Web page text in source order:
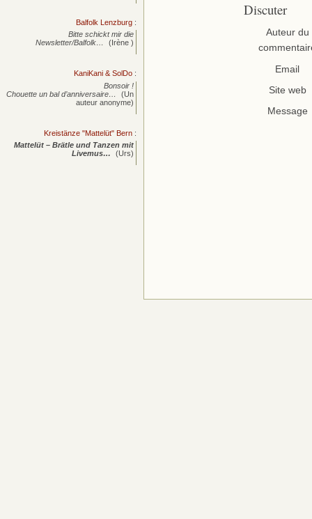
Discuter
Auteur du
Email
Site web
Message
Balfolk Lenzburg :
Bitte schickt mir die
Newsletter/Balfolk…
(Irène )
KaniKani & SolDo :
Bonsoir !
Chouette un bal d’anniversaire…
(Un
auteur anonyme)
Kreistänze "Mattelüt" Bern :
Mattelüt – Brätle und Tanzen mit
Livemus…
(Urs)